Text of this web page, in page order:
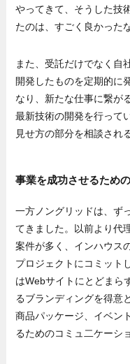
やってきて、そうした技
たのは、すごく良かった
また、受託だけでなく自
開発したものを定期的に
なり、新たな仕事に繋が
最新技術の開発を行って
見せ方の部分を相談され
事業を成功させるため
一方ノングリッドは、ず
てきました。以前より代
案件が多く、インハウス
プロジェクトにコミット
はWebサイトにとどまら
るブランディングを得意
商品パッケージ、イベン
るためのコミュ二ケーシ